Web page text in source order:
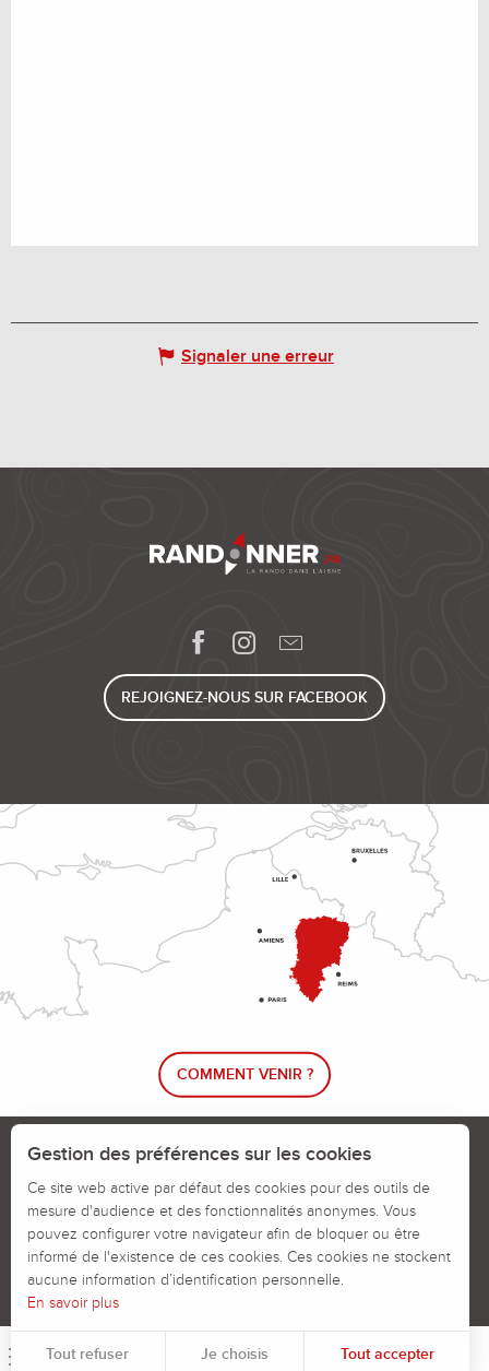
Menu
Signaler une erreur
REJOIGNEZ-NOUS SUR FACEBOOK
COMMENT VENIR ?
Le blog rando !
Calendrier des jours chassés
Signaler un problème sur un parcours
Politiques des Cookies Mentions légales
Gestion des préférences sur les cookies
Ce site web active par défaut des cookies pour des outils de
mesure d'audience et des fonctionnalités anonymes. Vous
pouvez configurer votre navigateur afin de bloquer ou être
informé de l'existence de ces cookies. Ces cookies ne stockent
aucune information d’identification personnelle.
En savoir plus
Tout refuser Je choisis Tout accepter